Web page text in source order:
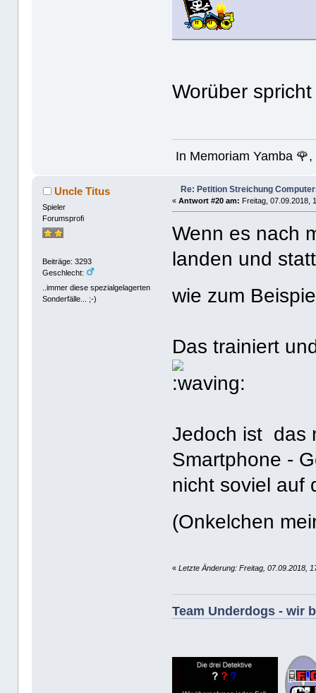
Worüber
In Memoriam Yamba
Uncle Titus
Spieler
Forumsprofi
Beiträge: 3293
Geschlecht:
..immer diese spezialgelagerten
Sonderfälle... ;-)
Re: Petition Streichung
«Antwort #20 am: Freitag, 07.09.2018,
Wenn es nach
landen und
wie zum
Das trainiert
Jedoch ist das
Smartphone -
nicht soviel
(Onkelchen
«Letzte Änderung: Freitag, 07.09.2018,
Team Underdogs - wir